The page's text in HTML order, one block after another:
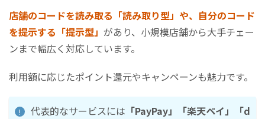
店舗のコードを読み取る「読み取り型」や、自分のコード
を提示する「提示型」 があり、小規模店舗から大手チェー
ンまで幅広く対応しています。
利用額に応じたポイント還元やキャンペーンも魅力です。
代表的なサービスには 「PayPay」「楽天ペイ」「d